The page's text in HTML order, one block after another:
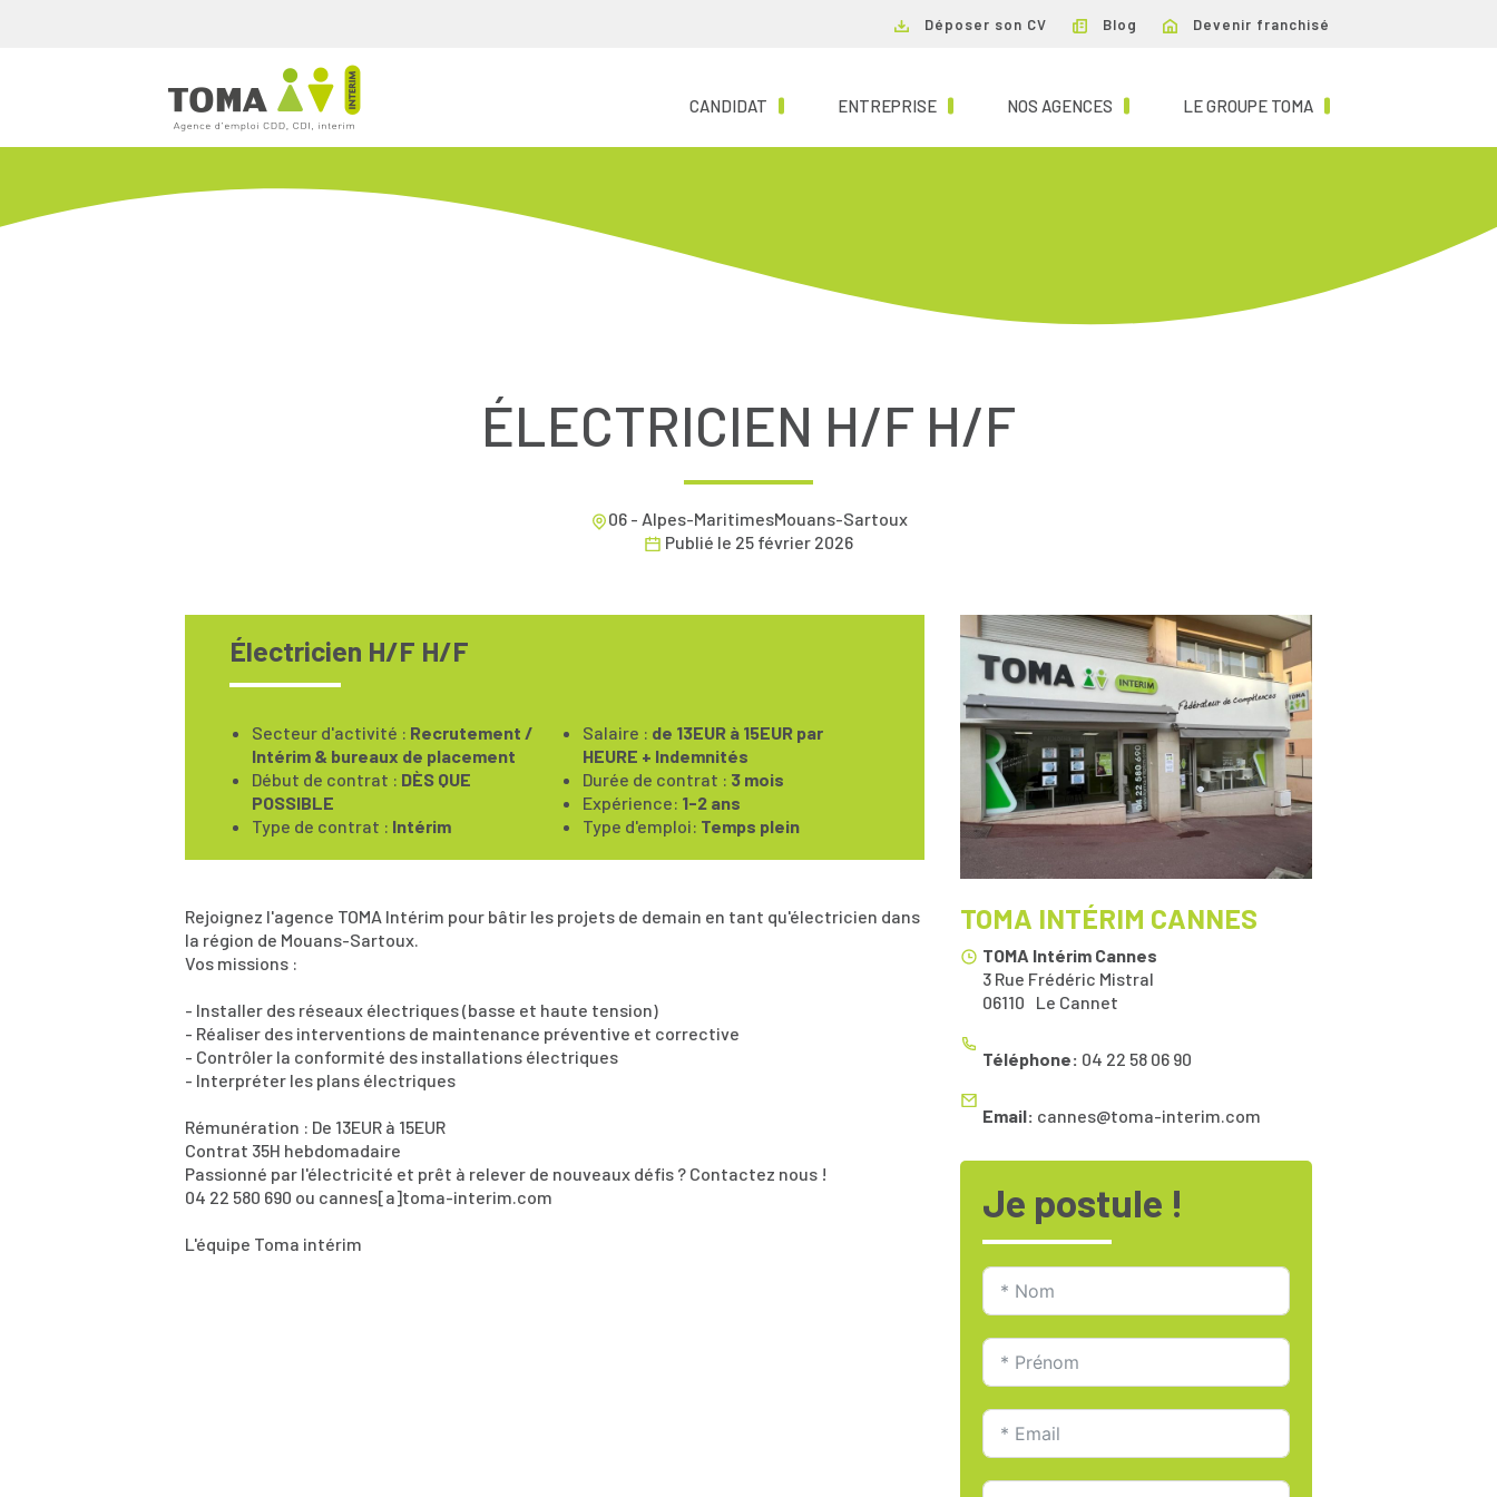
Déposer son CV Blog Devenir franchisé
CANDIDAT (CURRENT)ENTREPRISE(CURRENT)NOS AGENCES (CURRENT)LE GROUPE TOMA (CURRENT)
ÉLECTRICIEN H/F H/F
06 - Alpes-MaritimesMouans-Sartoux
Publié le 25 février 2026
Électricien H/F H/F
Secteur d'activité : Recrutement /
Intérim & bureaux de placement
Début de contrat : DÈS QUE
POSSIBLE
Type de contrat : Intérim
Salaire : de 13EUR à 15EUR par
HEURE + Indemnités
Durée de contrat : 3 mois
Expérience: 1-2 ans
Type d'emploi: Temps plein
Rejoignez l'agence TOMA Intérim pour bâtir les projets de demain en tant qu'électricien dans
la région de Mouans-Sartoux.
Vos missions :
- Installer des réseaux électriques (basse et haute tension)
- Réaliser des interventions de maintenance préventive et corrective
- Contrôler la conformité des installations électriques
- Interpréter les plans électriques
Rémunération : De 13EUR à 15EUR
Contrat 35H hebdomadaire
Passionné par l'électricité et prêt à relever de nouveaux défis ? Contactez nous !
04 22 580 690 ou cannes[a]toma-interim.com
L'équipe Toma intérim
TOMA INTÉRIM CANNES
TOMA Intérim Cannes
3 Rue Frédéric Mistral
Le Cannet
06110
Téléphone: 04 22 58 06 90
Email: cannes@toma-interim.com
Je postule !